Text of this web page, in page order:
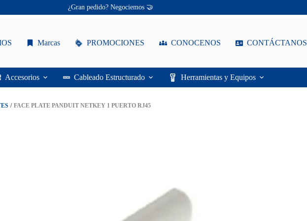
Ofertas únicas te esperan ✨
Marcas PROMOCIONES CONOCENOS CONTÁCTANOS
Accesorios Cableado Estructurado Herramientas y Equipos
/ FACE PLATE PANDUIT NETKEY 1 PUERTO RJ45